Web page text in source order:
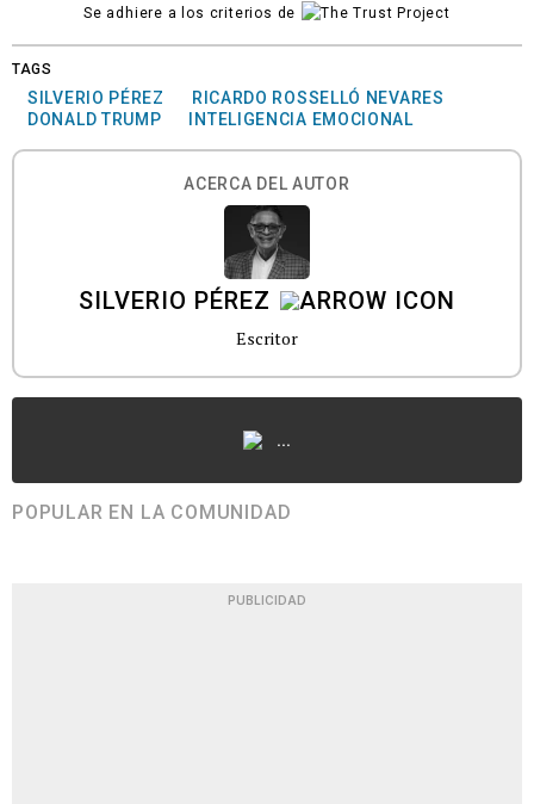
Se adhiere a los criterios de
TAGS
SILVERIO PÉREZ
RICARDO ROSSELLÓ NEVARES
DONALD TRUMP
INTELIGENCIA EMOCIONAL
ACERCA DEL AUTOR
SILVERIO PÉREZ
Escritor
...
POPULAR EN LA COMUNIDAD
PUBLICIDAD